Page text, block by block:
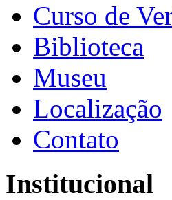
Curso de
Biblioteca
Museu
Localização
Contato
Institucional